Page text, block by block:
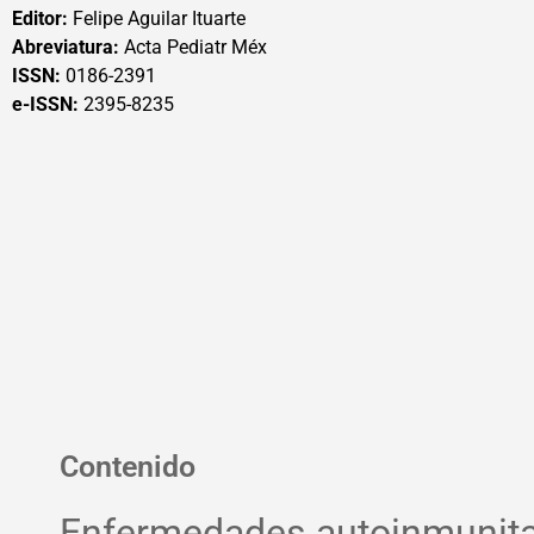
Editor: Felipe Aguilar Ituarte
Abreviatura: Acta Pediatr Méx
ISSN: 0186-2391
e-ISSN: 2395-8235
Contenido